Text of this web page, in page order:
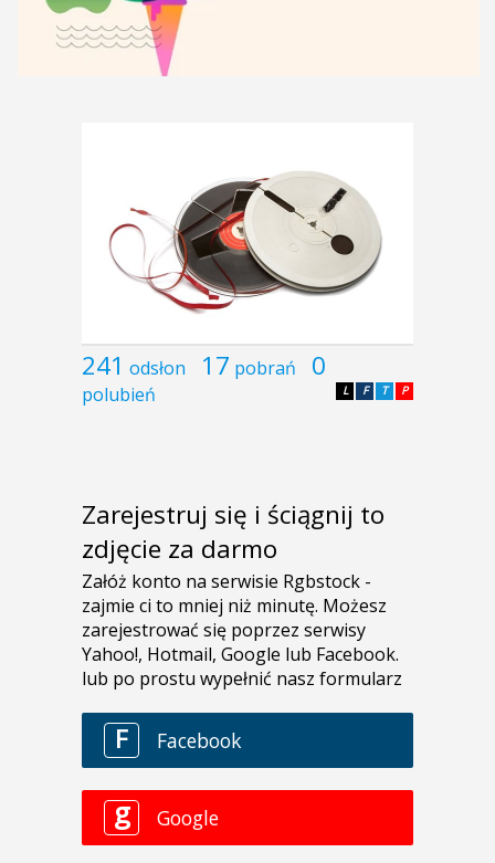
241 odsłon 17 pobrań 0
polubień P
T
F
L
Zarejestruj się i ściągnij to
zdjęcie za darmo